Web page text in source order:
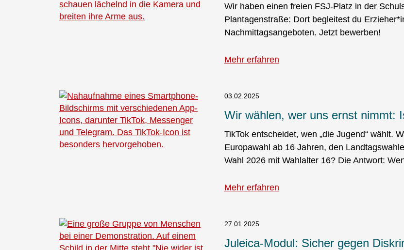
Wir haben einen freien FSJ-Platz in der
Plantagenstraße: Dort begleitest du
Nachmittagsangeboten. Jetzt bewerben!
Mehr erfahren
03.02.2025
Wir wählen, wer uns ernst nimmt:
TikTok entscheidet, wen „die Jugend“ wählt.
Europawahl ab 16 Jahren, den
Wahl 2026 mit Wahlalter 16? Die Antwort:
Mehr erfahren
27.01.2025
Juleica-Modul: Sicher gegen